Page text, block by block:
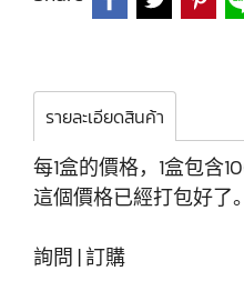
รายละเอียดสินค้า
每1盒的價格，1盒包含
這個價格已經打包好了。
詢問 | 訂購